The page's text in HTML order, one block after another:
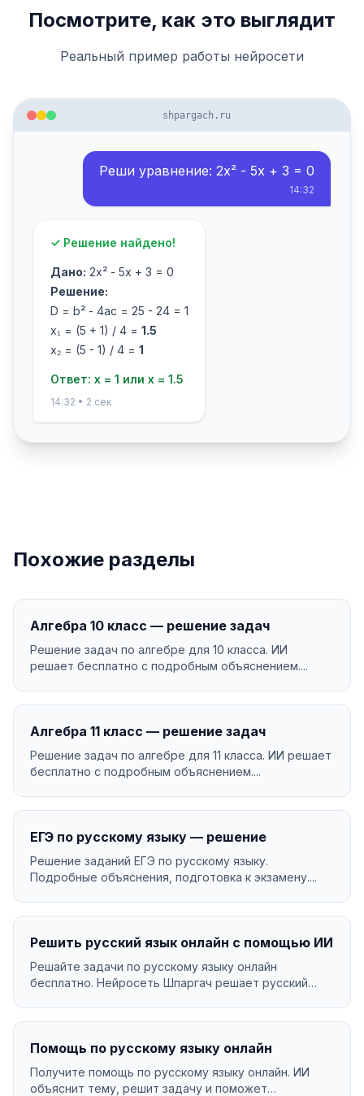
Посмотрите, как это выглядит
Реальный пример работы нейросети
shpargach.ru
Реши уравнение: 2x² - 5x + 3 = 0
14:32
✓ Решение найдено!
Дано: 2x² - 5x + 3 = 0
Решение:
D = b² - 4ac = 25 - 24 = 1
x₁ = (5 + 1) / 4 = 1.5
x₂ = (5 - 1) / 4 = 1
Ответ: x = 1 или x = 1.5
14:32 • 2 сек
Похожие разделы
Алгебра 10 класс — решение задач
Решение задач по алгебре для 10 класса. ИИ
решает бесплатно с подробным объяснением....
Алгебра 11 класс — решение задач
Решение задач по алгебре для 11 класса. ИИ решает
бесплатно с подробным объяснением....
ЕГЭ по русскому языку — решение
Решение заданий ЕГЭ по русскому языку.
Подробные объяснения, подготовка к экзамену....
Решить русский язык онлайн с помощью ИИ
Решайте задачи по русскому языку онлайн
бесплатно. Нейросеть Шпаргач решает русский
Помощь по русскому языку онлайн
Получите помощь по русскому языку онлайн. ИИ
объяснит тему, решит задачу и поможет